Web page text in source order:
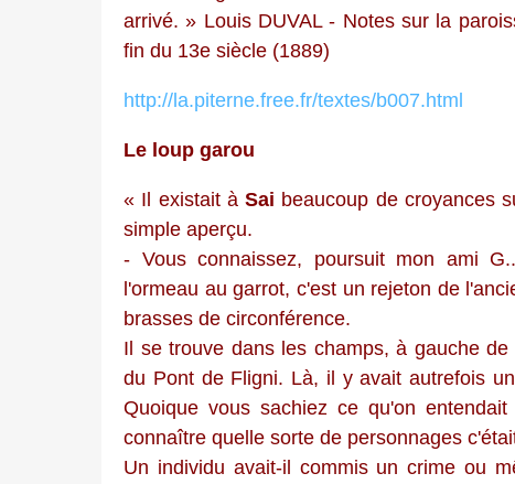
arrivé. » Louis DUVAL - Notes sur la
fin du 13e siècle (1889)
http://la.piterne.free.fr/textes/b007.html
Le loup garou
« Il existait àSai beaucoup de croyances
simple aperçu.
- Vous connaissez, poursuit mon ami
l'ormeau au garrot, c'est un rejeton de
brasses de circonférence.
Il se trouve dans les champs, à gauche
du Pont de Fligni. Là, il y avait autrefois
Quoique vous sachiez ce qu'on
connaître quelle sorte de personnages
Un individu avait-il commis un crime ou